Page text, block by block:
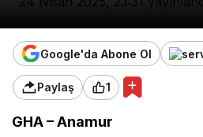
Google'da Abone Ol
Paylaş 1
GHA – Anamur